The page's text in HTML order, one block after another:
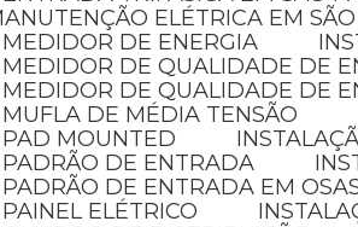
ELÉTRICA EM
MEDIDOR DE ENERGIA
MEDIDOR DE QUALIDADE DE
MEDIDOR DE QUALIDADE DE
MUFLA DE MÉDIA TENSÃO
PAD MOUNTED
PADRÃO DE ENTRADA
DE ENTRADA EM
ELÉTRICO